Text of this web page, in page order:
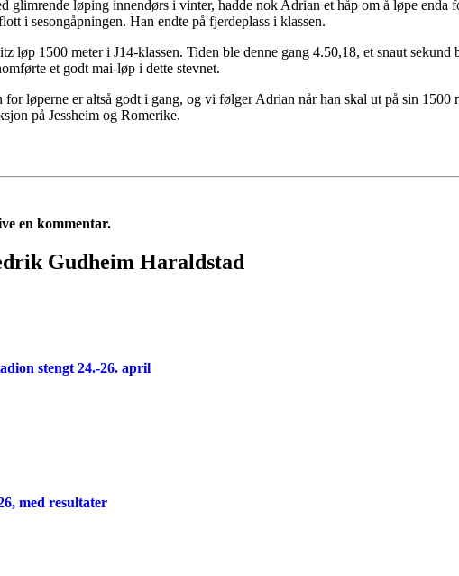
glimrende løping innendørs i vinter, hadde nok Adrian et håp om å løpe
i sesongåpningen. Han endte på fjerdeplass i klassen.
løp 1500 meter i J14-klassen. Tiden ble denne gang 4.50,18, et snaut sekund
et godt mai-løp i dette stevnet.
for løperne er altså godt i gang, og vi følger Adrian når han skal ut på sin 1500
på Jessheim og Romerike.
en kommentar.
Gudheim Haraldstad
stengt 24.-26. april
med resultater